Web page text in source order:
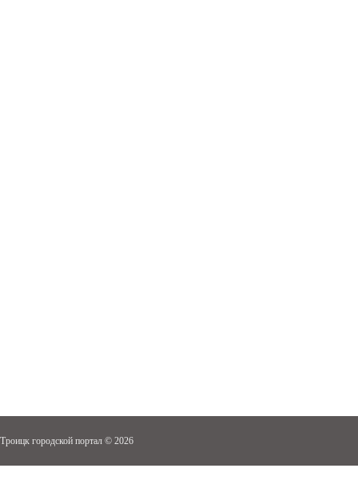
Троицк городской портал © 2026